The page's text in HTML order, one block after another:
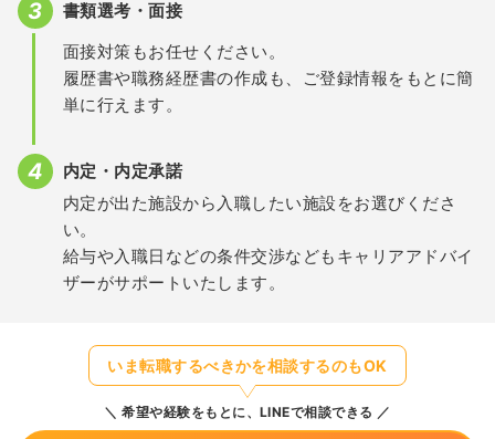
書類選考・面接
面接対策もお任せください。
履歴書や職務経歴書の作成も、ご登録情報をもとに簡
単に行えます。
内定・内定承諾
内定が出た施設から入職したい施設をお選びくださ
い。
給与や入職日などの条件交渉などもキャリアアドバイ
ザーがサポートいたします。
いま転職するべきかを相談するのもOK
希望や経験をもとに、LINEで相談できる